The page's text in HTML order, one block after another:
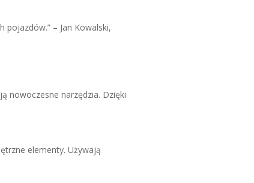
pojazdów.” – Jan Kowalski,
nowoczesne narzędzia. Dzięki
elementy. Używają